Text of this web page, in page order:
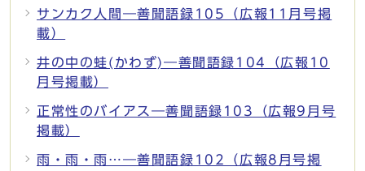
サンカク人間―善聞語録105（広報11月号掲
載）
井の中の蛙(かわず)―善聞語録104（広報10
月号掲載）
正常性のバイアス―善聞語録103（広報9月号
掲載）
雨・雨・雨…―善聞語録102（広報8月号掲